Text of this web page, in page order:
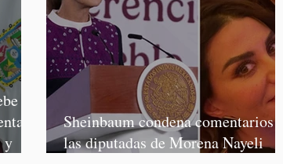
y
Sheinbaum condena comentarios de
las diputadas de Morena Nayeli